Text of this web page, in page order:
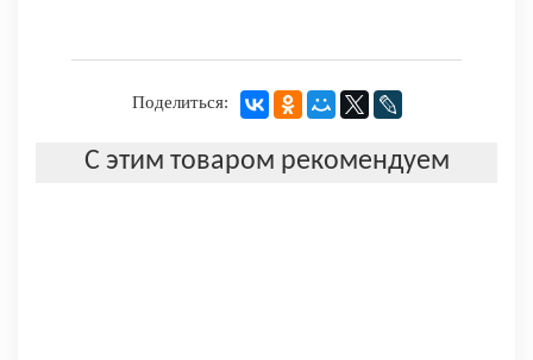
Поделиться:
С этим товаром рекомендуем